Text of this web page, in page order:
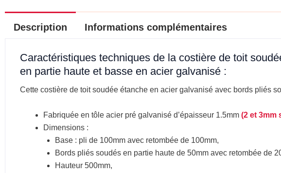
Description Informations complémentaires
Caractéristiques techniques de la costière de toit
en partie haute et basse en acier galvanisé :
Cette costière de toit soudée étanche en acier galvanisé avec bords pliés
Fabriquée en tôle acier pré galvanisé d’épaisseur 1.5mm (2 et 3mm
Dimensions :
Base : pli de 100mm avec retombée de 100mm,
Bords pliés soudés en partie haute de 50mm avec retombée de
Hauteur 500mm,